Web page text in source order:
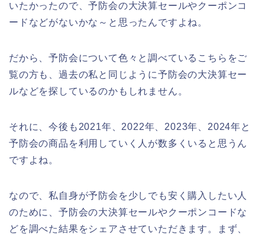
いたかったので、予防会の大決算セールやクーポンコ
ードなどがないかな～と思ったんですよね。
だから、予防会について色々と調べているこちらをご
覧の方も、過去の私と同じように予防会の大決算セー
ルなどを探しているのかもしれません。
それに、今後も2021年、2022年、2023年、2024年と
予防会の商品を利用していく人が数多くいると思うん
ですよね。
なので、私自身が予防会を少しでも安く購入したい人
のために、予防会の大決算セールやクーポンコードな
どを調べた結果をシェアさせていただきます。まず、